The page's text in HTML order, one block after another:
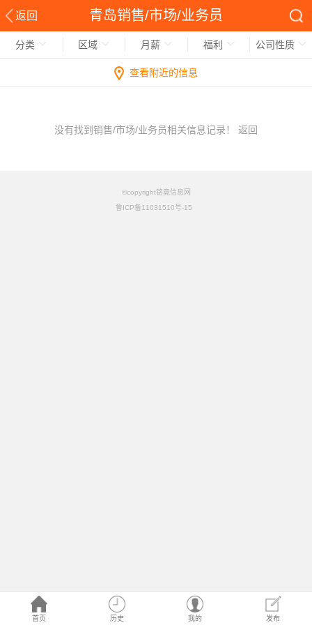
返回 青岛销售/市场/业务员
首页 历史 我的 发布
分类 区域 月薪 福利 公司性质
查看附近的信息
没有找到销售/市场/业务员相关信息记录！ 返回
©copyright铭竟信息网
鲁ICP备11031510号-15